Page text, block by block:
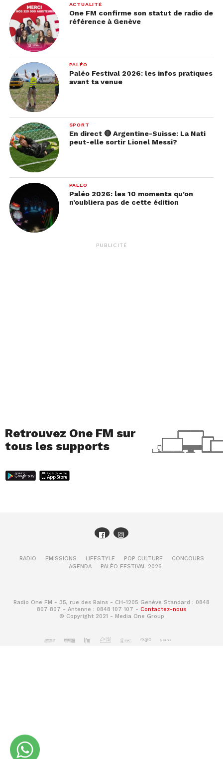
ACTUALITÉ
One FM confirme son statut de radio de
référence à Genève
PALÉO
Paléo Festival 2026: les infos pratiques
avant ta venue
SPORT
En direct 🔴 Argentine-Suisse: La Nati
peut-elle sortir Lionel Messi?
PALÉO
Paléo 2026: les 10 moments qu’on
n’oubliera pas de cette édition
PUBLICITÉ
Retrouvez One FM sur
tous les supports
RADIO EMISSIONS LIFESTYLE POP CULTURE
CONCOURS
AGENDA
PALÉO FESTIVAL 2026
Radio One FM - 35, rue des Bains - CH-1205 Genève Standard : 0848
807 807 - Antenne : 0848 107 107 - Contactez-nous
© Copyright 2021 - Media One Group